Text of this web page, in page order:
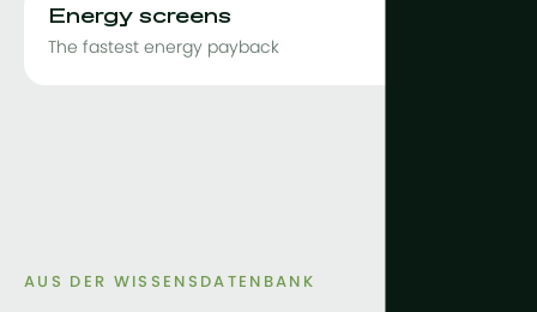
Energy screens
The fastest energy payback
AUS DER WISSENSDATENBANK